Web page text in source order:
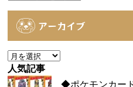
アーカイブ
ア
ー
カ
人気記事
◆ポケモンカー